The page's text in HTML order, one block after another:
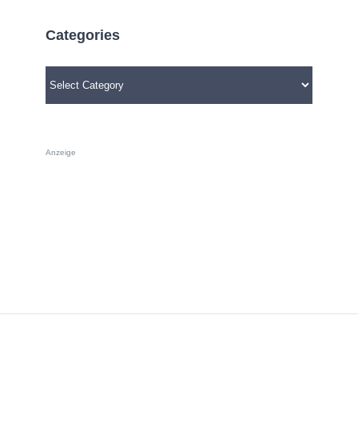
Categories
Categories
Anzeige